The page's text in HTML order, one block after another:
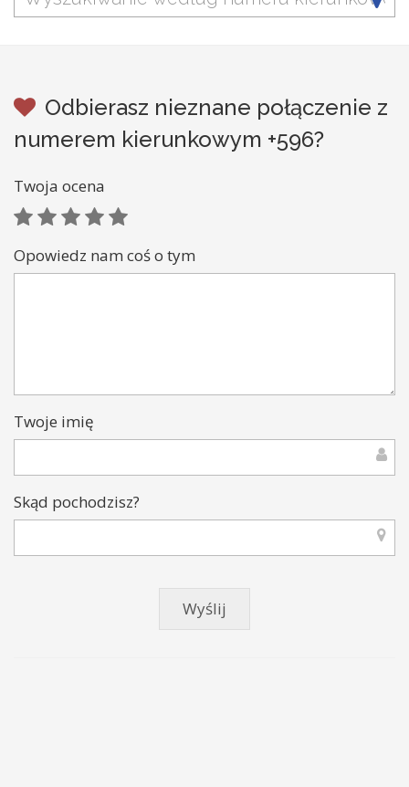
Odbierasz nieznane połączenie z
numerem kierunkowym +596?
Twoja ocena
Opowiedz nam coś o tym
Twoje imię
Skąd pochodzisz?